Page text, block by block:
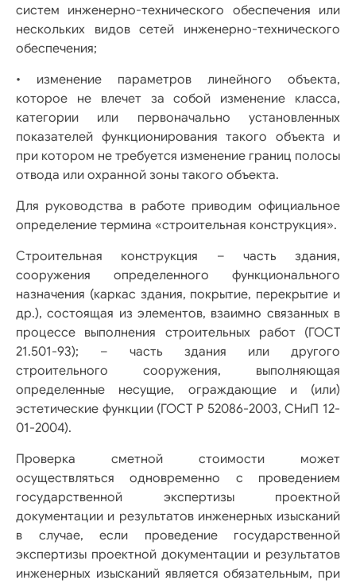
систем инженерно-технического обеспечения или
нескольких видов сетей инженерно-технического
обеспечения;
• изменение параметров линейного объекта,
которое не влечет за собой изменение класса,
категории или первоначально установленных
показателей функционирования такого объекта и
при котором не требуется изменение границ полосы
отвода или охранной зоны такого объекта.
Для руководства в работе приводим официальное
определение термина «строительная конструкция».
Строительная конструкция – часть здания,
сооружения определенного функционального
назначения (каркас здания, покрытие, перекрытие и
др.), состоящая из элементов, взаимно связанных в
процессе выполнения строительных работ (ГОСТ
21.501-93); – часть здания или другого
строительного сооружения, выполняющая
определенные несущие, ограждающие и (или)
эстетические функции (ГОСТ Р 52086-2003, СНиП 12-
01-2004).
Проверка сметной стоимости может
осуществляться одновременно с проведением
государственной экспертизы проектной
документации и результатов инженерных изысканий
в случае, если проведение государственной
экспертизы проектной документации и результатов
инженерных изысканий является обязательным, при